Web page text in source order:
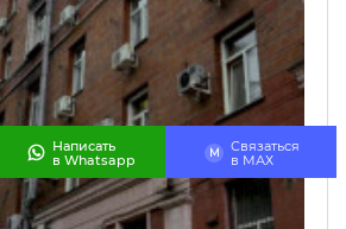
Написать
в Whatsapp
M
Связаться
в МАХ